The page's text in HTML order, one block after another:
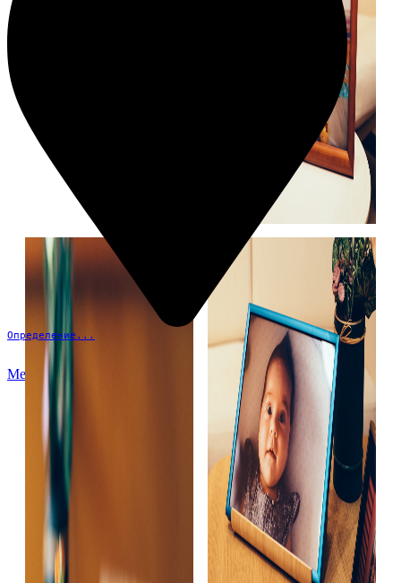
Определение...
Меню